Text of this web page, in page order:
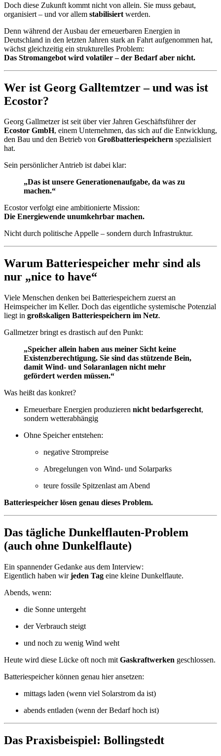
Doch diese Zukunft kommt nicht von allein. Sie muss gebaut,
organisiert – und vor allem stabilisiert werden.
Denn während der Ausbau der erneuerbaren Energien in
Deutschland in den letzten Jahren stark an Fahrt aufgenommen hat,
wächst gleichzeitig ein strukturelles Problem:
Das Stromangebot wird volatiler – der Bedarf aber nicht.
Wer ist Georg Galltemtzer – und was ist
Ecostor?
Georg Gallmetzer ist seit über vier Jahren Geschäftsführer der
Ecostor GmbH, einem Unternehmen, das sich auf die Entwicklung,
den Bau und den Betrieb von Großbatteriespeichern spezialisiert
hat.
Sein persönlicher Antrieb ist dabei klar:
„Das ist unsere Generationenaufgabe, da was zu
machen.“
Ecostor verfolgt eine ambitionierte Mission:
Die Energiewende unumkehrbar machen.
Nicht durch politische Appelle – sondern durch Infrastruktur.
Warum Batteriespeicher mehr sind als
nur „nice to have“
Viele Menschen denken bei Batteriespeichern zuerst an
Heimspeicher im Keller. Doch das eigentliche systemische Potenzial
liegt in großskaligen Batteriespeichern im Netz.
Gallmetzer bringt es drastisch auf den Punkt:
„Speicher allein haben aus meiner Sicht keine
Existenzberechtigung. Sie sind das stützende Bein,
damit Wind- und Solaranlagen nicht mehr
gefördert werden müssen.“
Was heißt das konkret?
Erneuerbare Energien produzieren nicht bedarfsgerecht,
sondern wetterabhängig
Ohne Speicher entstehen:
negative Strompreise
Abregelungen von Wind- und Solarparks
teure fossile Spitzenlast am Abend
Batteriespeicher lösen genau dieses Problem.
Das tägliche Dunkelflauten-Problem
(auch ohne Dunkelflaute)
Ein spannender Gedanke aus dem Interview:
Eigentlich haben wirjeden Tag eine kleine Dunkelflaute.
Abends, wenn:
die Sonne untergeht
der Verbrauch steigt
und noch zu wenig Wind weht
Heute wird diese Lücke oft noch mit Gaskraftwerken geschlossen.
Batteriespeicher können genau hier ansetzen:
mittags laden (wenn viel Solarstrom da ist)
abends entladen (wenn der Bedarf hoch ist)
Das Praxisbeispiel: Bollingstedt